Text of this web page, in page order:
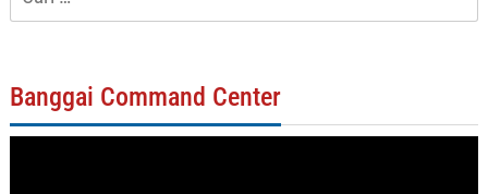
untuk:
Banggai Command Center